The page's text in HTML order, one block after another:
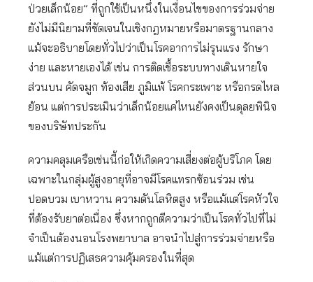
ป่วยเล็กน้อย” ที่ถูกใช้เป็นหนึ่งในเงื่อนไขของการร่วมจ่าย
ยังไม่มีนิยามที่ชัดเจนในเชิงกฎหมายหรือมาตรฐานกลาง
แม้จะอธิบายโดยทั่วไปว่าเป็นโรคอาการไม่รุนแรง รักษา
ง่าย และหายเองได้ เช่น การติดเชื้อระบบทางเดินหายใจ
ส่วนบน คัดจมูก ท้องเสีย ภูมิแพ้ โรคกระเพาะ หรือกรดไหล
ย้อน แต่การประเมินว่าเล็กน้อยแค่ไหนยังคงเป็นดุลยพินิจ
ของบริษัทประกัน
ความคลุมเครือเช่นนี้ก่อให้เกิดความเสี่ยงต่อผู้บริโภค โดย
เฉพาะในกลุ่มผู้สูงอายุที่อาจมีโรคแทรกซ้อนร่วม เช่น
ปอดบวม เบาหวาน ความดันโลหิตสูง หรือแม้แต่โรคหัวใจ
ที่ต้องรับยาต่อเนื่อง ซึ่งหากถูกตีความว่าเป็นโรคทั่วไปที่ไม่
จำเป็นต้องนอนโรงพยาบาล อาจนำไปสู่การร่วมจ่ายหรือ
แม้แต่การปฏิเสธความคุ้มครองในที่สุด